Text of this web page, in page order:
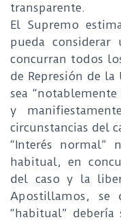
transparente.
El Supremo
pueda considerar
concurran todos
de Represión de la
sea
y
circunstancias del
“Interés
habitual, en
del caso y la
Apostillamos, se
“habitual”